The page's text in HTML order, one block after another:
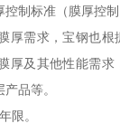
制标准（膜厚控制
厚需求，宝钢也
厚及其他性能需求
品等。
限。